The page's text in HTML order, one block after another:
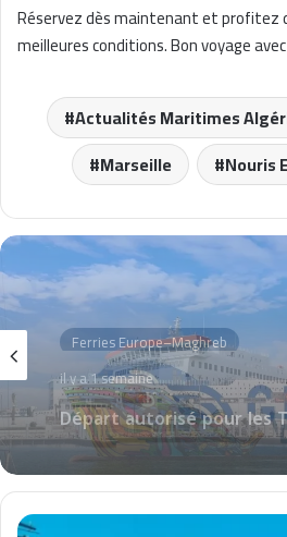
Réservez dès maintenant et profitez
meilleures conditions. Bon voyage
Actualités Maritimes
Marseille
Nouris
Transport de personnes
il y a 2 semaines
Nouris Elbahr Ferries :
Complet des Traversées
C